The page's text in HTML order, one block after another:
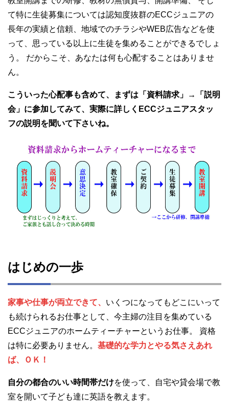
て特に生徒募集については認知度抜群のECCジュニアの
長年の実績と信頼、地域でのチラシやWEB広告などを使
って、思っている以上に生徒を集めることができるでしょ
う。 だからこそ、あなたは何も心配することはありませ
ん。
こういった心配事も含めて、まずは「資料請求」→「説明
会」に参加してみて、実際に詳しくECCジュニアスタッ
フの説明を聞いて下さいね。
はじめの一歩
家事や仕事が両立できて、 いくつになってもどこにいって
も続けられるお仕事として、今主婦の注目を集めている
ECCジュニアのホームティーチャーというお仕事。 資格
は特に必要ありません。 基礎的な学力とやる気さえあれ
ば、ＯＫ！
自分の都合のいい時間帯だけを使って、自宅や貸会場で教
室を開いて子ども達に英語を教えます。